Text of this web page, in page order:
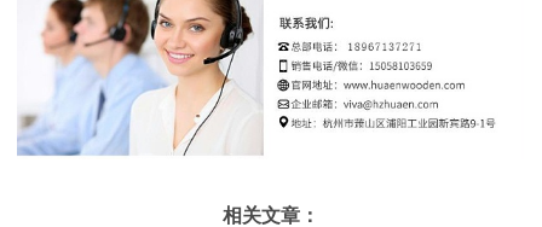
相关文章：